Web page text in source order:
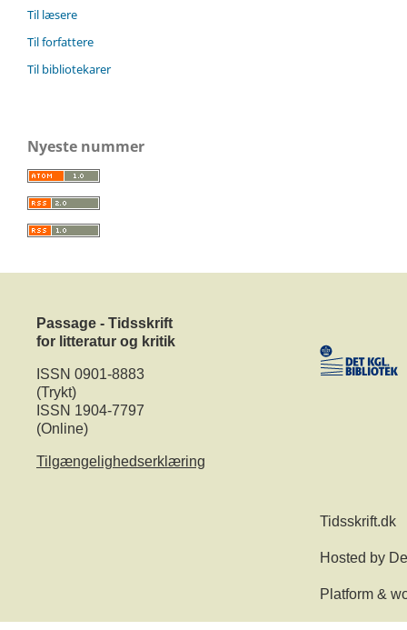
Til læsere
Til forfattere
Til bibliotekarer
Nyeste nummer
Passage - Tidsskrift
for litteratur og kritik
ISSN 0901-8883
(Trykt)
ISSN 1904-7797
(Online)
Tilgængelighedserklæring